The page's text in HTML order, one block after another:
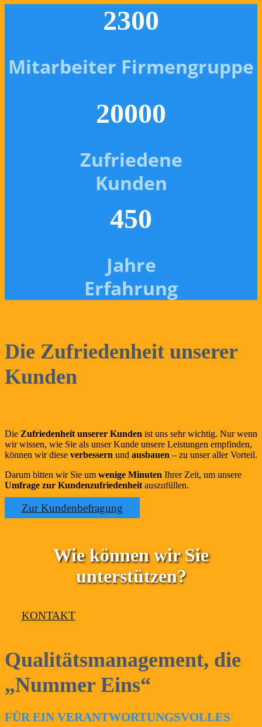
2300
Mitarbeiter Firmengruppe
20000
Zufriedene
Kunden
450
Jahre
Erfahrung
Die Zufriedenheit unserer
Kunden
Die Zufriedenheit unserer Kunden ist uns sehr wichtig. Nur wenn
wir wissen, wie Sie als unser Kunde unsere Leistungen empfinden,
können wir diese verbessern und ausbauen – zu unser aller Vorteil.
Darum bitten wir Sie um wenige Minuten Ihrer Zeit, um unsere
Umfrage zur Kundenzufriedenheit auszufüllen.
Zur Kundenbefragung
Wie können wir Sie
unterstützen?
KONTAKT
Qualitätsmanagement, die
„Nummer Eins“
FÜR EIN VERANTWORTUNGSVOLLES